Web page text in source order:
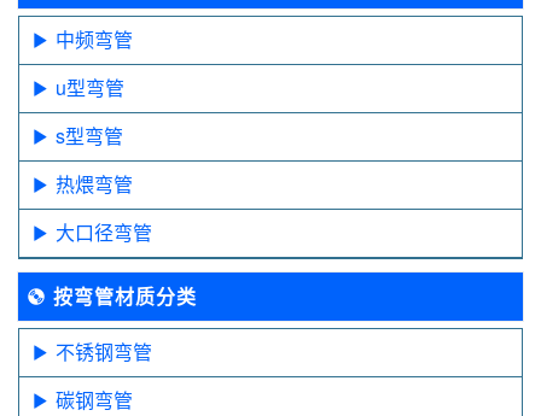
中频弯管
u型弯管
s型弯管
热煨弯管
大口径弯管
按弯管材质分类
不锈钢弯管
碳钢弯管